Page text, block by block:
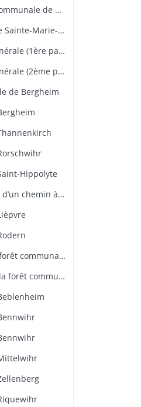
Procès-verbal de délimitation de la forêt communale de SainteCroix-aux-Mines
Bornage général de la forêt communale de Sainte-Marie-aux-Mines
Copie du procès-verbal de délimitation générale (1ère partie) de la forêt communale de Bergheim
Copie du procès-verbal de délimitation générale (2ème partie) de la forêt communale de Bergheim
de Bergheim
Hippolyte
Forêt communale de Lièpvre : délimitation d’un chemin à travers la propriété de Philippe Brouland
Délimitation et abornement partiels de la forêt communale d’Aubure
Procès-verbal de délimitation partielle de la forêt communale d’Aubure